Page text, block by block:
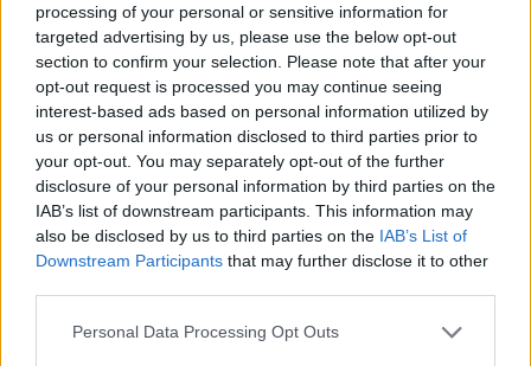
processing of your personal or sensitive information for
targeted advertising by us, please use the below opt-out
section to confirm your selection. Please note that after your
opt-out request is processed you may continue seeing
interest-based ads based on personal information utilized by
us or personal information disclosed to third parties prior to
your opt-out. You may separately opt-out of the further
disclosure of your personal information by third parties on the
IAB’s list of downstream participants. This information may
also be disclosed by us to third parties on the IAB’s List of
Downstream Participants that may further disclose it to other
Personal Data Processing Opt Outs
Újabb tapasztalt labdarúgóval erősítette meg
keretét a Sepsi OSK. A háromszéki klub a 34 éves
Lindsay Rose-t szerződtette, aki korábban többek
között az Olympique Lyon és a Legia Warszawa
színeiben is futballozott.